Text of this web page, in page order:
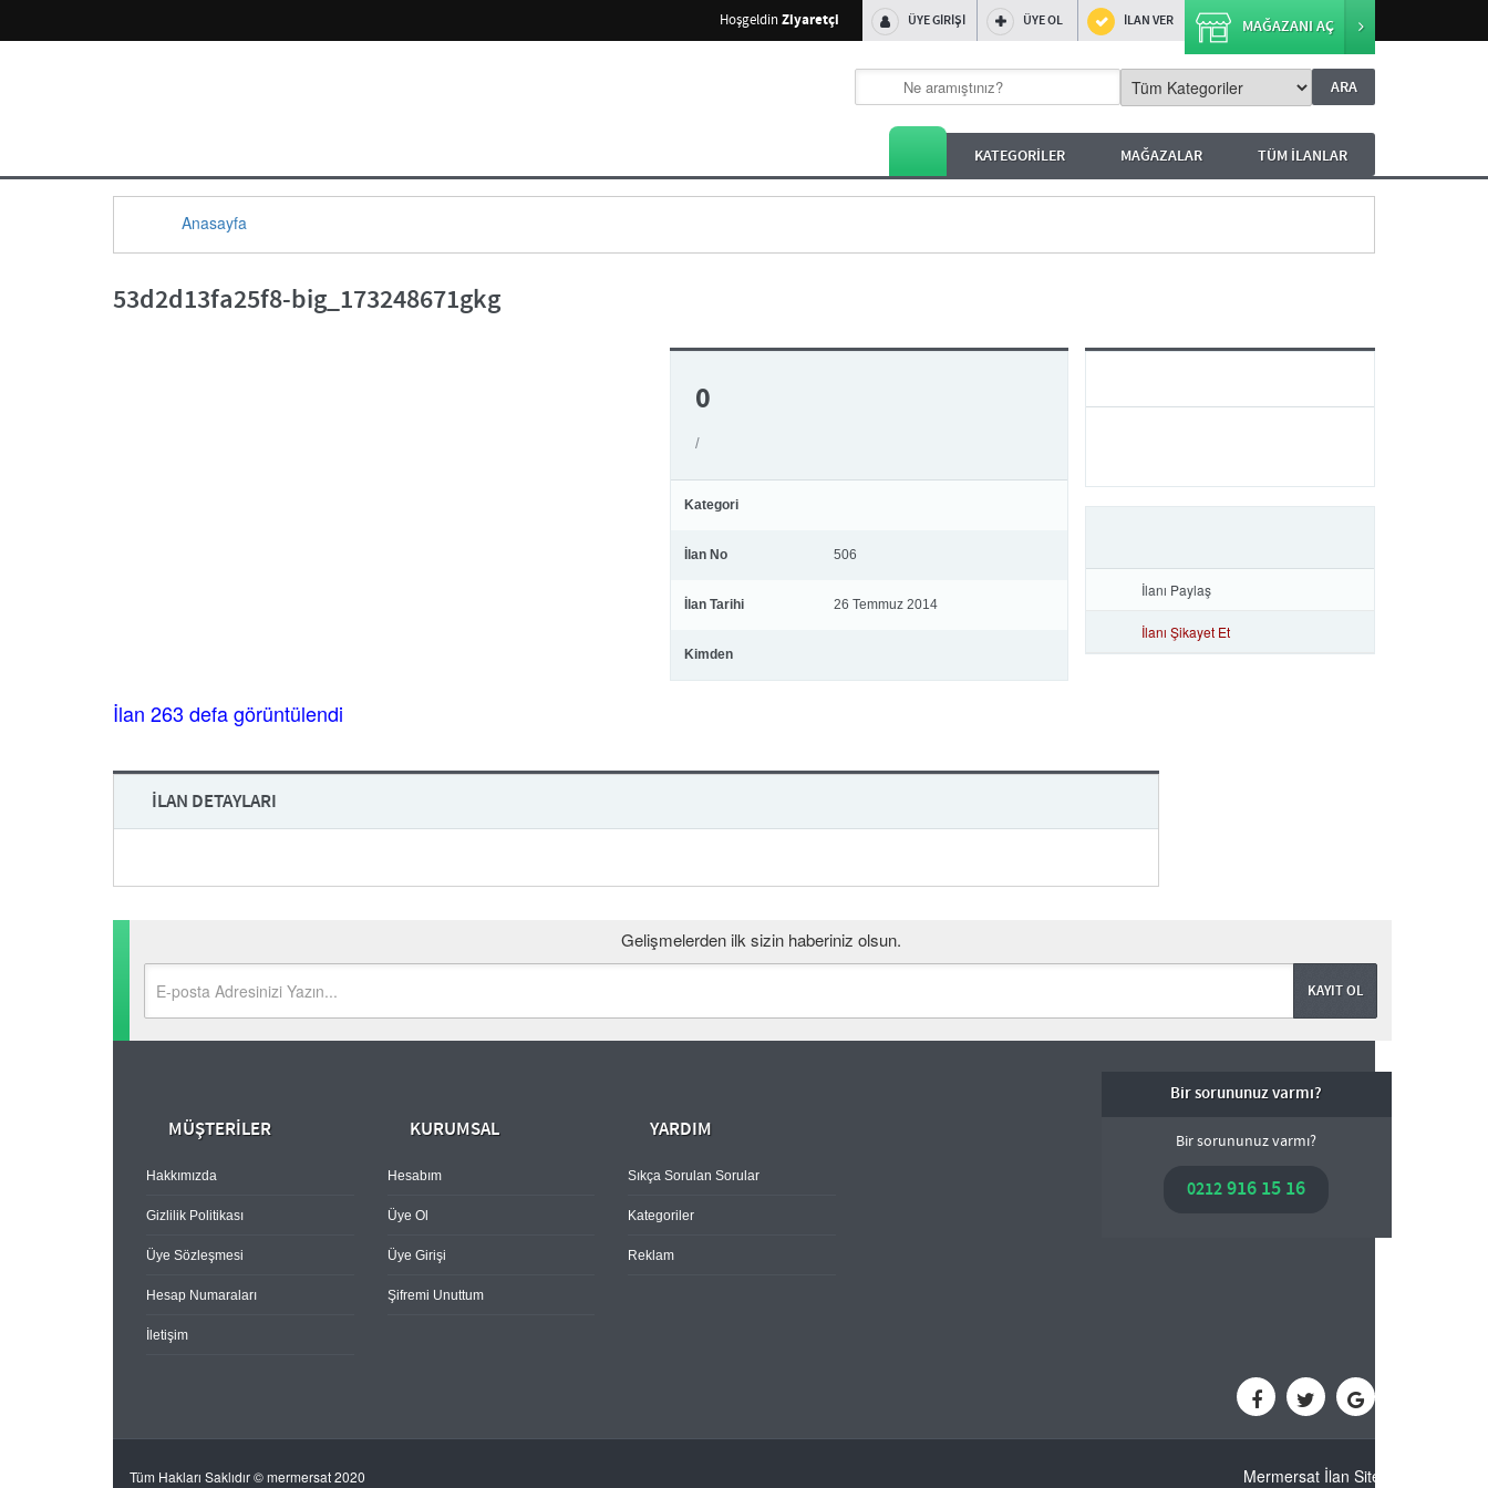
MAĞAZANI AÇ
İLAN VER
ÜYE OL
ÜYE GİRİŞİ
HoşgeldinZiyaretçi
KATEGORİLER MAĞAZALAR TÜM İLANLAR
Anasayfa
53d2d13fa25f8-big_173248671gkg
0
/
Kategori
İlan No 506
İlan Tarihi 26 Temmuz 2014
Kimden
İlanı Paylaş
İlanı Şikayet Et
İlan 263 defa görüntülendi
İLAN DETAYLARI
Gelişmelerden ilk sizin haberiniz olsun.
MÜŞTERİLER
Hakkımızda
Gizlilik Politikası
Üye Sözleşmesi
Hesap Numaraları
İletişim
KURUMSAL
Hesabım
Üye Ol
Üye Girişi
Şifremi Unuttum
YARDIM
Sıkça Sorulan Sorular
Kategoriler
Reklam
Bir sorununuz varmı?
Bir sorununuz varmı?
0212916 15 16
Tüm Hakları Saklıdır © mermersat 2020 Mermersat İlan Sitesi